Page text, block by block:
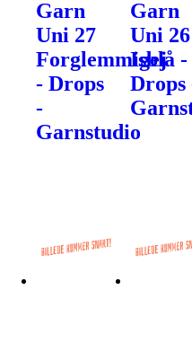
Garn
Uni 27
Forglemmigej
- Drops
-
Garnstudio
Garn
Uni 26
Isblå -
Drops